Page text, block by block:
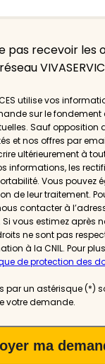
pas recevoir les
utilise vos
sur le fondement
Sauf opposition
et nos offres par
ultérieurement à
informations, les
Vous pouvez
de leur traitement.
contacter à
. Si vous estimez après
ne sont pas
à la CNIL. Pour
de protection des
par un astérisque (*)
votre demande.